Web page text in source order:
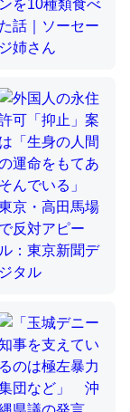
ばするほど分
た。調べたら
程度。
はなぜ海にいな
てて両方に不
面白い。海に
シウムを使わ